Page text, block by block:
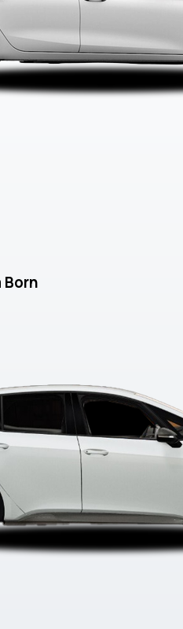
Born